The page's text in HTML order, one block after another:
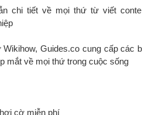
chi tiết về mọi thứ từ viết
Guides.co cung cấp các
mắt về mọi thứ trong cuộc sống
cờ miễn phí